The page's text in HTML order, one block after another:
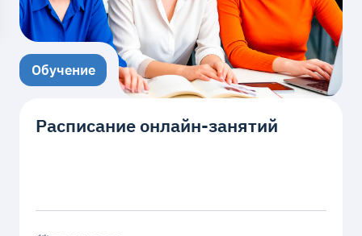
Обучение
Расписание онлайн-занятий